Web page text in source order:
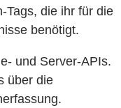
Tags, die ihr für die
benötigt.
und Server-APIs.
über die